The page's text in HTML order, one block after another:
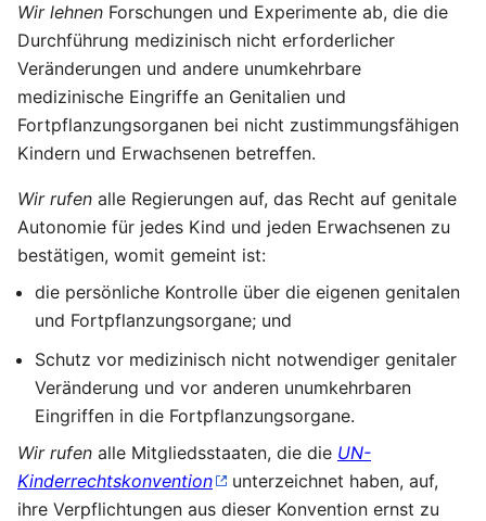
Wir lehnen Forschungen und Experimente ab, die die
Durchführung medizinisch nicht erforderlicher
Veränderungen und andere unumkehrbare
medizinische Eingriffe an Genitalien und
Fortpflanzungsorganen bei nicht zustimmungsfähigen
Kindern und Erwachsenen betreffen.
Wir rufen alle Regierungen auf, das Recht auf genitale
Autonomie für jedes Kind und jeden Erwachsenen zu
bestätigen, womit gemeint ist:
die persönliche Kontrolle über die eigenen genitalen
und Fortpflanzungsorgane; und
Schutz vor medizinisch nicht notwendiger genitaler
Veränderung und vor anderen unumkehrbaren
Eingriffen in die Fortpflanzungsorgane.
Wir rufen alle Mitgliedsstaaten, die die UN-
Kinderrechtskonvention
unterzeichnet haben, auf,
ihre Verpflichtungen aus dieser Konvention ernst zu